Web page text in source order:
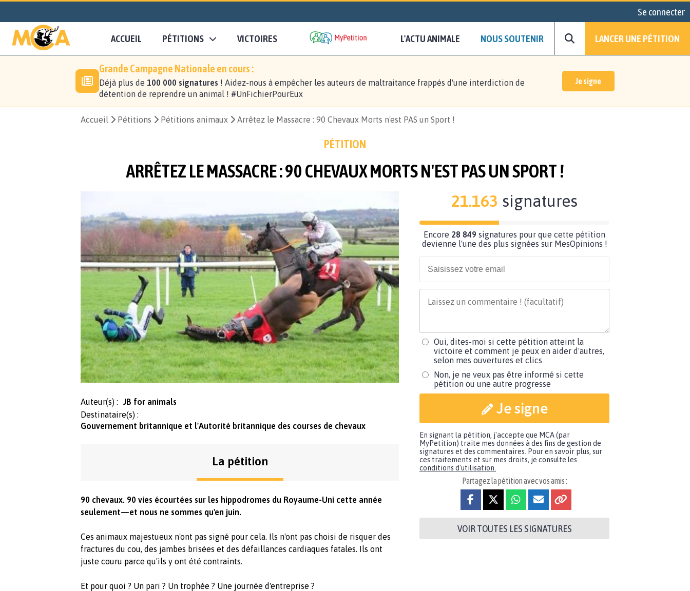
Se connecter
ACCUEIL PÉTITIONS VICTOIRES L'ACTU ANIMALE NOUS SOUTENIR LANCER UNE PÉTITION
Grande Campagne Nationale en cours :
Déjà plus de 100 000 signatures ! Aidez-nous à empêcher les auteurs de maltraitance frappés d'une interdiction de
détention de reprendre un animal ! #UnFichierPourEux
Je signe
Accueil Pétitions Pétitions animaux Arrêtez le Massacre : 90 Chevaux Morts n'est PAS un Sport !
PÉTITION
ARRÊTEZ LE MASSACRE : 90 CHEVAUX MORTS N'EST PAS UN SPORT !
Auteur(s) :
JB for animals
Destinataire(s) :
Gouvernement britannique et l'Autorité britannique des courses de chevaux
La pétition
90 chevaux. 90 vies écourtées sur les hippodromes du Royaume-Uni cette année
seulement—et nous ne sommes qu'en juin.
Ces animaux majestueux n'ont pas signé pour cela. Ils n'ont pas choisi de risquer des
fractures du cou, des jambes brisées et des défaillances cardiaques fatales. Ils ont
juste couru parce qu'ils y ont été contraints.
Et pour quoi ? Un pari ? Un trophée ? Une journée d'entreprise ?
21.163 signatures
Encore 28 849 signatures pour que cette pétition
devienne l'une des plus signées sur MesOpinions !
Oui, dites-moi si cette pétition atteint la
victoire et comment je peux en aider d'autres,
selon mes ouvertures et clics
Non, je ne veux pas être informé si cette
pétition ou une autre progresse
Je signe
En signant la pétition, j'accepte que MCA (par
MyPetition) traite mes données à des fins de gestion de
signatures et des commentaires. Pour en savoir plus, sur
ces traitements et sur mes droits, je consulte les
conditions d'utilisation.
Partagez la pétition avec vos amis :
VOIR TOUTES LES SIGNATURES